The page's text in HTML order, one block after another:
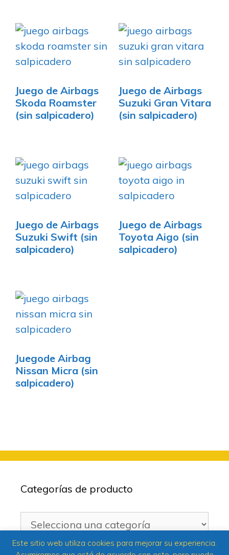
Juego de Airbags
Skoda Roamster
(sin salpicadero)
Juego de Airbags
Suzuki Gran Vitara
(sin salpicadero)
Juego de Airbags
Suzuki Swift (sin
salpicadero)
Juego de Airbags
Toyota Aigo (sin
salpicadero)
Juegode Airbag
Nissan Micra (sin
salpicadero)
Categorías de producto
Este sitio web utiliza cookies para mejorar su experiencia.